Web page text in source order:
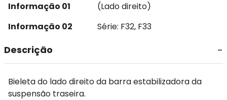
Informação 01
(Lado direito)
Informação 02
Série: F32, F33
Descrição
Bieleta do lado direito da barra estabilizadora da
suspensão traseira.